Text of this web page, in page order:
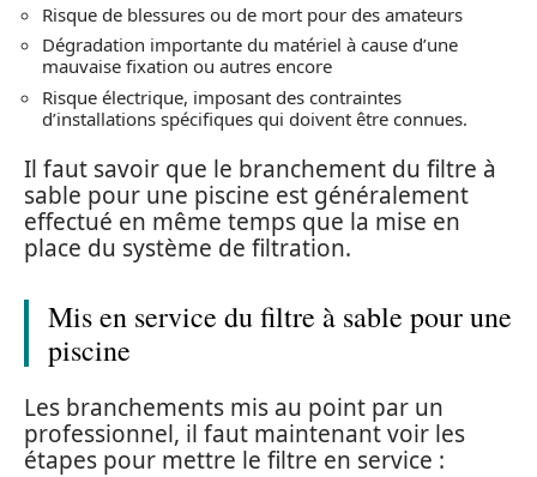
Risque de blessures ou de mort pour des amateurs
Dégradation importante du matériel à cause d’une
mauvaise fixation ou autres encore
Risque électrique, imposant des contraintes
d’installations spécifiques qui doivent être connues.
Il faut savoir que le branchement du filtre à
sable pour une piscine est généralement
effectué en même temps que la mise en
place du système de filtration.
Mis en service du filtre à sable pour une
piscine
Les branchements mis au point par un
professionnel, il faut maintenant voir les
étapes pour mettre le filtre en service :